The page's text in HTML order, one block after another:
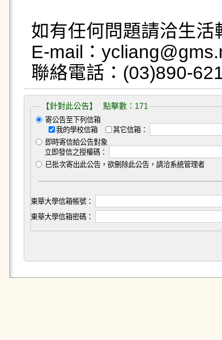
如有任何問題請洽生
E-mail：
【針對此公告】 點擊數：171
寄公告至下列信箱
我的學校信箱
其它信箱：
即時寄信給公告對象
立即發信之授權碼：
已批次寄出此公告，欲刪除此公告，請洽系統管理者
東華大學信箱帳號：
東華大學信箱密碼：